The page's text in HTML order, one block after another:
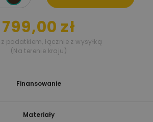
799,00 zł
z podatkiem,łącznie z wysyłką
(Na terenie kraju)
Materiały
Finansowanie